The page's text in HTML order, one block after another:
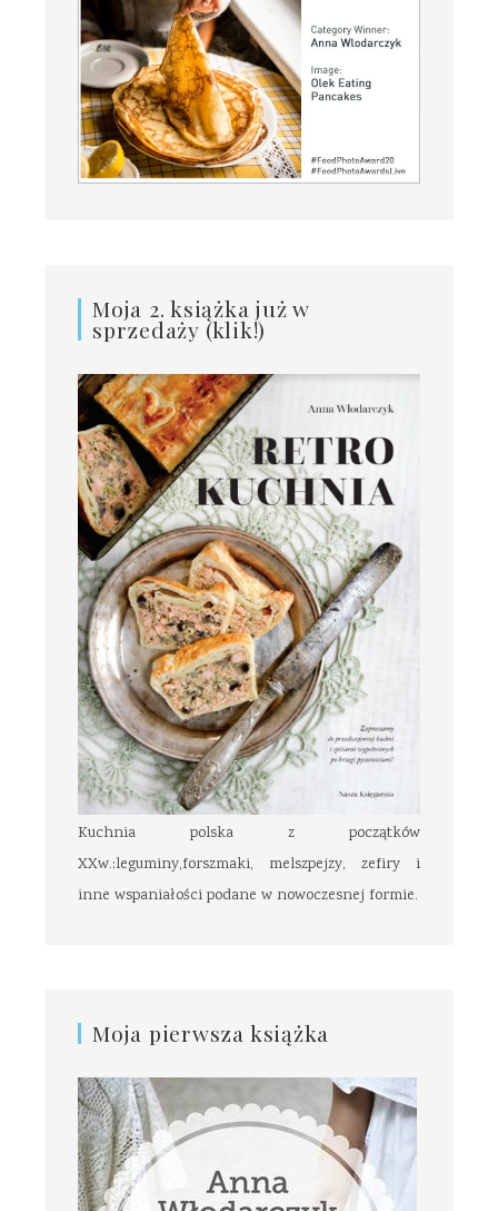
Moja 2. książka już w
sprzedaży (klik!)
Kuchnia polska z początków
XXw.:leguminy,forszmaki, melszpejzy, zefiry i
inne wspaniałości podane w nowoczesnej formie.
Moja pierwsza książka